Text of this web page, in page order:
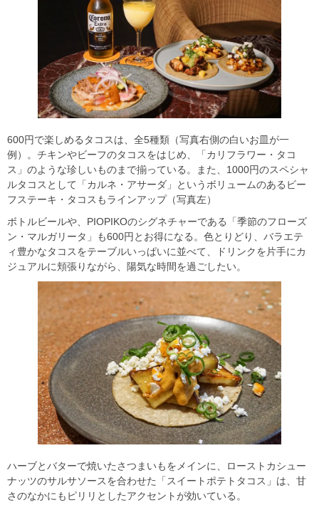
600円で楽しめるタコスは、全5種類（写真右側の白いお皿が一
例）。チキンやビーフのタコスをはじめ、「カリフラワー・タコ
ス」のような珍しいものまで揃っている。また、1000円のスペシャ
ルタコスとして「カルネ・アサーダ」というボリュームのあるビー
フステーキ・タコスもラインアップ（写真左）
ボトルビールや、PIOPIKOのシグネチャーである「季節のフローズ
ン・マルガリータ」も600円とお得になる。色とりどり、バラエテ
ィ豊かなタコスをテーブルいっぱいに並べて、ドリンクを片手にカ
ジュアルに頬張りながら、陽気な時間を過ごしたい。
ハーブとバターで焼いたさつまいもをメインに、ローストカシュー
ナッツのサルサソースを合わせた「スイートポテトタコス」は、甘
さのなかにもピリリとしたアクセントが効いている。